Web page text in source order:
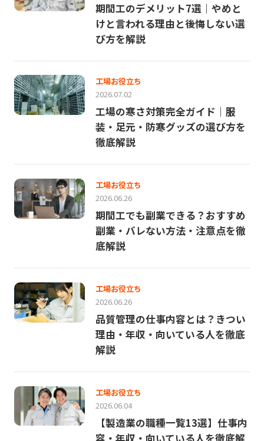
期間工のデメリット7選｜やめと
けと言われる理由と後悔しない選
び方を解説
工場お役立ち
2026.07.02
工場の寒さ対策完全ガイド｜服
装・足元・防寒グッズの選び方を
徹底解説
工場お役立ち
2026.06.26
期間工でも副業できる？おすすめ
副業・バレない方法・注意点を徹
底解説
工場お役立ち
2026.06.26
品質管理の仕事内容とは？きつい
理由・年収・向いている人を徹底
解説
工場お役立ち
2026.06.04
【製造業の職種一覧13選】仕事内
容・年収・向いている人を徹底解